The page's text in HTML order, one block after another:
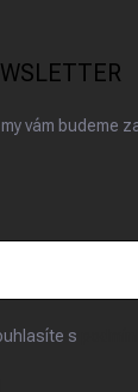
vám budeme
s